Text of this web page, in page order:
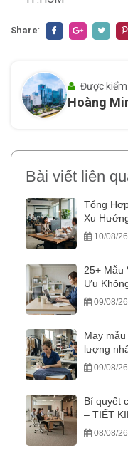
Share:
Được
Hoàng
Bài viết liên
Tổng
Xu
10/08/26
25+ Mẫu
Ưu
09/08/26
May
lượng
09/08/26
Bí quyết
– TIẾT
08/08/26